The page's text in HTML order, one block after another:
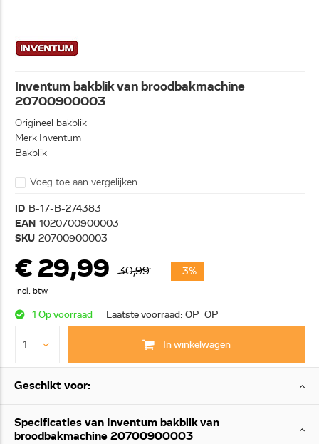
Inventum bakblik van broodbakmachine
20700900003
Origineel bakblik
Merk Inventum
Bakblik
Voeg toe aan vergelijken
ID B-17-B-274383
EAN 1020700900003
SKU 20700900003
€ 29,99 30,99 -3%
Incl. btw
1 Op voorraad Laatste voorraad: OP=OP
In winkelwagen
Geschikt voor:
Specificaties van Inventum bakblik van
broodbakmachine 20700900003